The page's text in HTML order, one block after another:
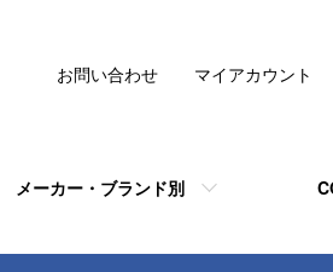
メーカー・ブランド別
お問い合わせ マイアカウント